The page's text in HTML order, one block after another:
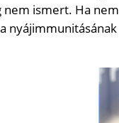
nem ismert. Ha nem
nyájimmunitásának